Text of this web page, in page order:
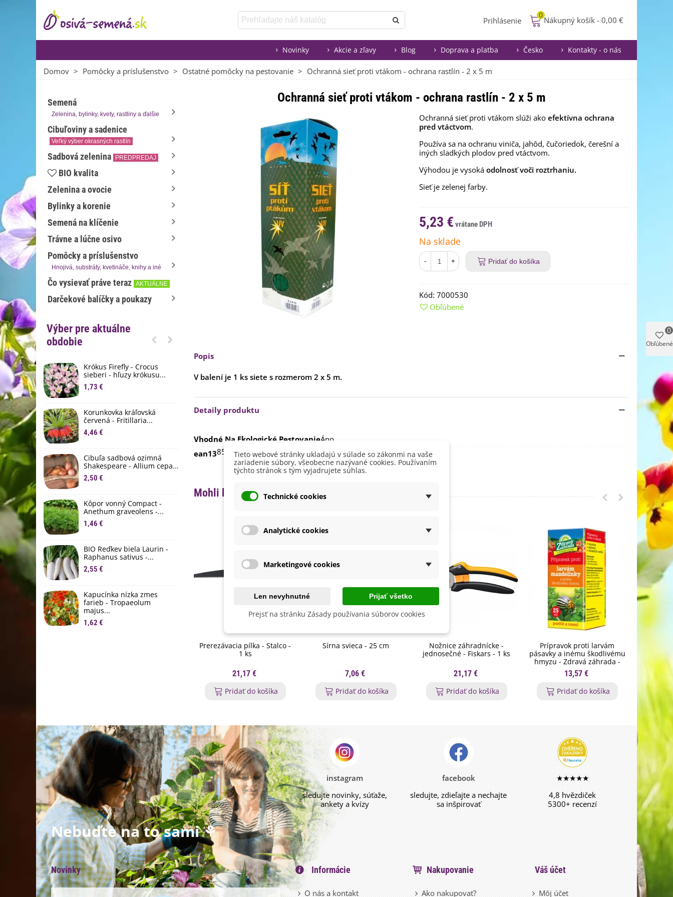
Prihlásenie
0
Nákupný košík - 0,00 €
Novinky Akcie a zľavy Blog Doprava a platba Česko Kontakty - o nás
Domov > Pomôcky a príslušenstvo > Ostatné pomôcky na pestovanie > Ochranná sieť proti vtákom - ochrana rastlín - 2 x 5 m
Semená
Zelenina, bylinky, kvety, rastliny a ďalšie
Cibuľoviny a sadenice
Veľký výber okrasných rastlín
Sadbová zelenina PREDPREDAJ
BIO kvalita
Zelenina a ovocie
Bylinky a korenie
Semená na klíčenie
Trávne a lúčne osivo
Pomôcky a príslušenstvo
Hnojivá, substráty, kvetináče, knihy a iné
Čo vysievať práve teraz AKTUÁLNE
Darčekové balíčky a poukazy
Výber pre aktuálne
obdobie
Krókus Firefly - Crocus
sieberi - hľuzy krókusu...
1,73 €
Korunkovka kráľovská
červená - Fritillaria...
4,46 €
Cibuľa sadbová ozimná
Shakespeare - Allium cepa...
2,50 €
Kôpor vonný Compact -
Anethum graveolens -...
1,46 €
BIO Reďkev biela Laurin -
Raphanus sativus -...
2,55 €
Kapucínka nízka zmes
farieb - Tropaeolum
majus...
1,62 €
darčekový box na vajíčka -...
Kuchynské bylinky na malú
plochu - výsevný disk...
Mrkva neskorá Cidera -
Daucus carota - semená -...
1,53 €
cibuľoviny - 1 ks
3,85 €
Begónia plnokvetá žltá -
Begonia superba -...
Eukalyptus Baby Blue -
Blahovičník - Eukalyptus...
Ochranná sieť proti vtákom - ochrana rastlín - 2 x 5 m
Ochranná sieť proti vtákom slúži ako efektívna ochrana
pred vtáctvom.
Používa sa na ochranu viniča, jahôd, čučoriedok, čerešní a
iných sladkých plodov pred vtáctvom.
Výhodou je vysoká odolnosť voči roztrhaniu.
Sieť je zelenej farby.
5,23 €
Na sklade
- + Pridať do košíka
Kód: 7000530
Obľúbené
Popis
V balení je 1 ks siete s rozmerom 2 x 5 m.
Detaily produktu
Vhodné Na Ekologické PestovanieÁno
ean138594032160051
Mohli byste ešte potrebovať
Prerezávacia pílka - Stalco -
1 ks
21,17 €
Pridať do košíka
Sírna svieca - 25 cm
7,06 €
Pridať do košíka
Nožnice záhradnícke -
jednosečné - Fiskars - 1 ks
21,17 €
Pridať do košíka
Prípravok proti larvám
pásavky a inému škodlivému
hmyzu - Zdravá záhrada -
ochrana rastlín - 20 ml
13,57 €
Pridať do košíka
Nebuďte na to sami ⚘
instagram
sledujte novinky, súťaže,
ankety a kvízy
facebook
sledujte, zdieľajte a nechajte
sa inšpirovať
★★★★★
4,8 hvězdiček
5300+ recenzí
Novinky Informácie
O nás a kontakt
Nakupovanie
Ako nakupovať?
Váš účet
Môj účet
Obľúbené
0
Tieto webové stránky ukladajú v súlade so zákonmi na vaše
zariadenie súbory, všeobecne nazývané cookies. Používaním
týchto stránok s tým vyjadrujete súhlas.
Technické cookies
Analytické cookies
Marketingové cookies
Len nevyhnutné Prijať všetko
Prejsť na stránku Zásady používania súborov cookies